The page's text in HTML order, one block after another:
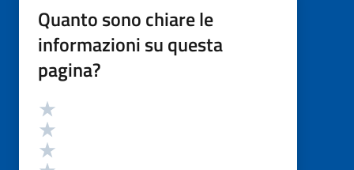
Quanto sono chiare le
informazioni su questa
pagina?
Valutazione